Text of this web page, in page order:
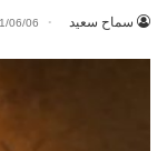
سماح سعيد 2021/06/06